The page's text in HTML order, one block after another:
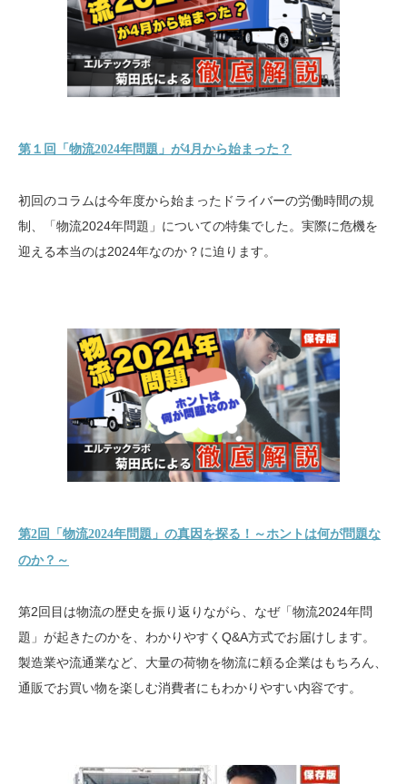
第１回「物流2024年問題」が4月から始まった？
初回のコラムは今年度から始まったドライバーの労働時間の規
制、「物流2024年問題」についての特集でした。実際に危機を
迎える本当のは2024年なのか？に迫ります。
第2回「物流2024年問題」の真因を探る！～ホントは何が問題な
のか？～
第2回目は物流の歴史を振り返りながら、なぜ「物流2024年問
題」が起きたのかを、わかりやすくQ&A方式でお届けします。
製造業や流通業など、大量の荷物を物流に頼る企業はもちろん、
通販でお買い物を楽しむ消費者にもわかりやすい内容です。